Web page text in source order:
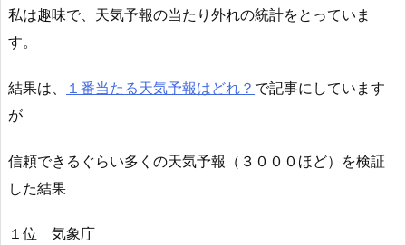
私は趣味で、天気予報の当たり外れの統計をとっていま
す。
結果は、 １番当たる天気予報はどれ？ で記事にしています
が
信頼できるぐらい多くの天気予報（３０００ほど）を検証
した結果
１位 気象庁